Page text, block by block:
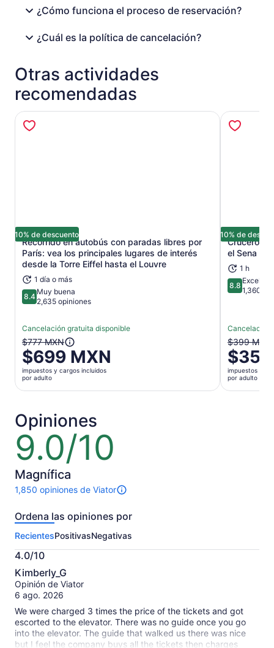
¿Cómo funciona el proceso de reservación?
¿Cuál es la política de cancelación?
Otras actividades
recomendadas
10% de descuento
Recorrido en autobús con paradas libres por
París: vea los principales lugares de interés
desde la Torre Eiffel hasta el Louvre
1 día o más
8.48.4 de 10
Muy buena
2,635 opiniones
Cancelación gratuita disponible
El
precio
anterior
era
$777 MXN
el
actual
es
$699 MXN
por
adulto
$777 MXN
$699 MXN
impuestos y cargos incluidos
por adulto
Se abrirá en una nueva pestaña
10% de
Crucero
el Sena
1 h
8.88.8 de 10
1,360
Cancelación
El
precio
anterior
era
$399
$399 MXN
impuestos y
por adulto
Opiniones
9.0/10
9.0
de
10
Magnífica
1,850 opiniones de Viator
Hay
opiniones
esta
actividad.
Más
información
sobre
nuestras
verificadas
Ordena las opiniones por
RecientesPositivasNegativas
4.0/10
4.0
de
10
Kimberly_G
Opinión de Viator
6 ago. 2026
We were charged 3 times the price of the tickets and got
escorted to the elevator. There was no guide once you go
into the elevator. The guide that walked us there was nice
but I feel the company buys all the tickets then charges